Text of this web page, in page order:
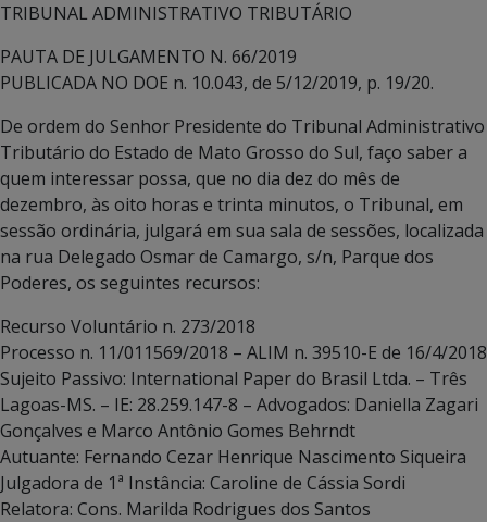
TRIBUNAL ADMINISTRATIVO TRIBUTÁRIO
PAUTA DE JULGAMENTO N. 66/2019
PUBLICADA NO DOE n. 10.043, de 5/12/2019, p. 19/20.
De ordem do Senhor Presidente do Tribunal Administrativo
Tributário do Estado de Mato Grosso do Sul, faço saber a
quem interessar possa, que no dia dez do mês de
dezembro, às oito horas e trinta minutos, o Tribunal, em
sessão ordinária, julgará em sua sala de sessões, localizada
na rua Delegado Osmar de Camargo, s/n, Parque dos
Poderes, os seguintes recursos:
Recurso Voluntário n. 273/2018
Processo n. 11/011569/2018 – ALIM n. 39510-E de 16/4/2018
Sujeito Passivo: International Paper do Brasil Ltda. – Três
Lagoas-MS. – IE: 28.259.147-8 – Advogados: Daniella Zagari
Gonçalves e Marco Antônio Gomes Behrndt
Autuante: Fernando Cezar Henrique Nascimento Siqueira
Julgadora de 1ª Instância: Caroline de Cássia Sordi
Relatora: Cons. Marilda Rodrigues dos Santos